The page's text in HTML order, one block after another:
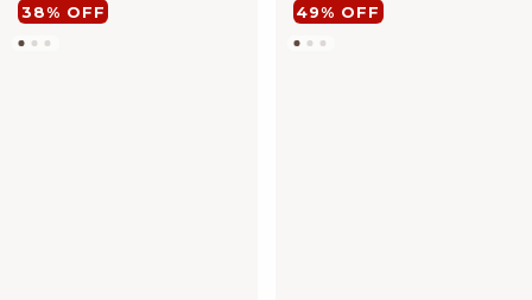
38% OFF 49% OFF